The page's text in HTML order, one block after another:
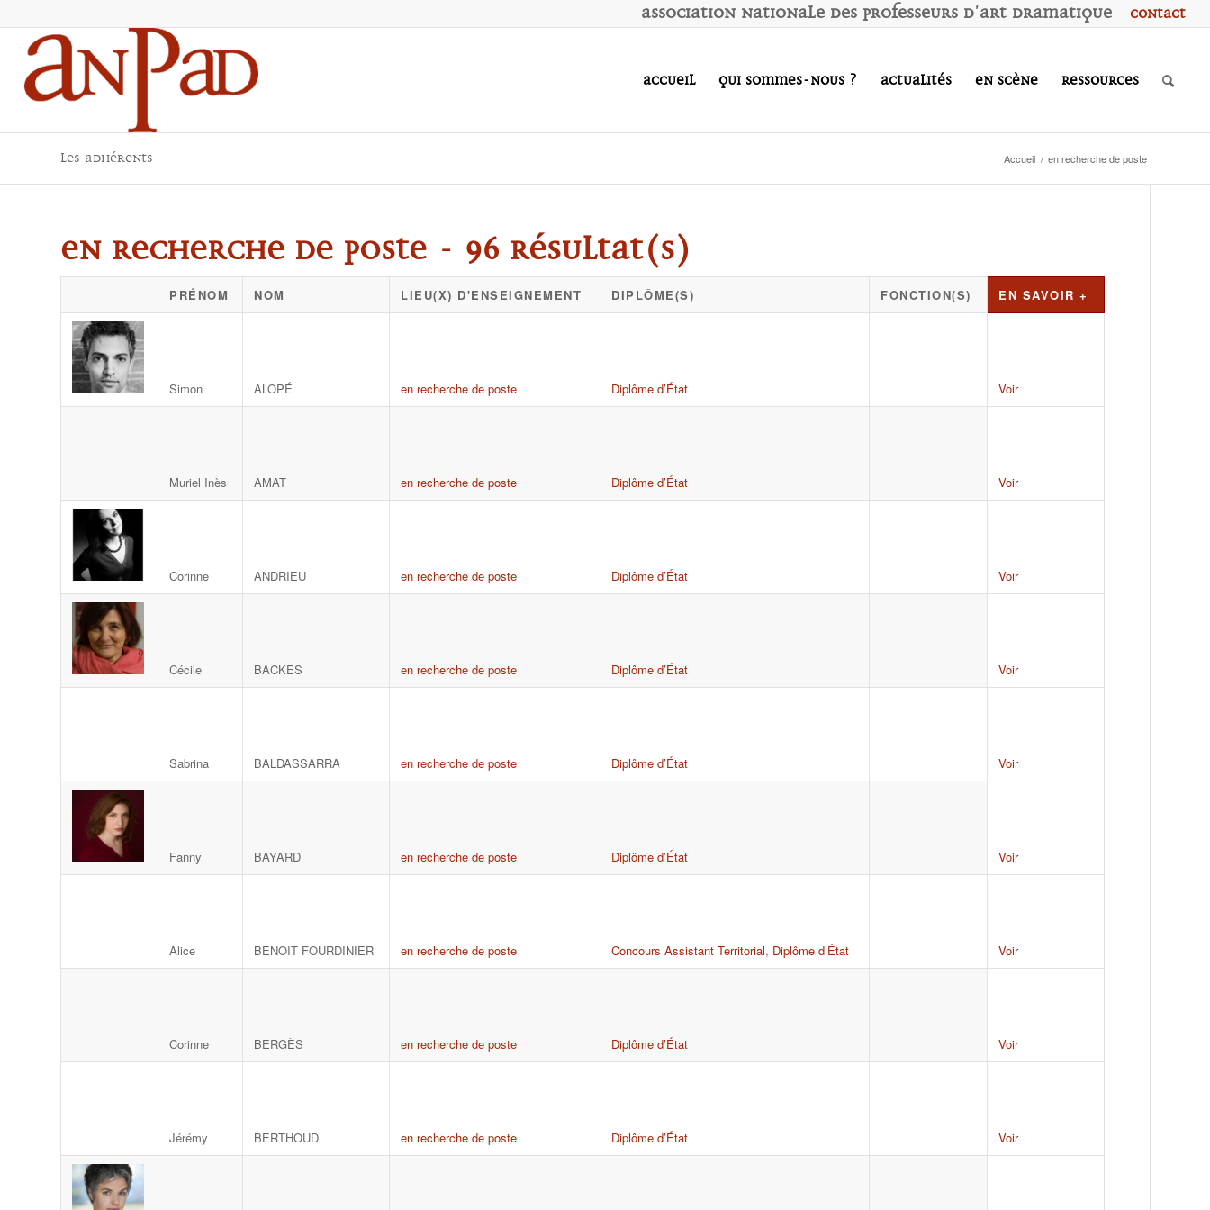
Contact
Association Nationale des Professeurs d'Art Dramatique
Accueil Qui sommes-nous ? Actualités En scène Ressources
Les adhérents Accueil / en recherche de poste
en recherche de poste - 96 résultat(s)
PRÉNOM NOM LIEU(X) D'ENSEIGNEMENT DIPLÔME(S) FONCTION(S) EN SAVOIR +
Simon ALOPÉ en recherche de poste Diplôme d’État Voir
Muriel Inès AMAT en recherche de poste Diplôme d’État Voir
Corinne ANDRIEU en recherche de poste Diplôme d’État Voir
Cécile BACKÈS en recherche de poste Diplôme d’État Voir
Sabrina BALDASSARRA en recherche de poste Diplôme d’État Voir
Fanny BAYARD en recherche de poste Diplôme d’État Voir
Alice BENOIT FOURDINIER en recherche de poste Concours Assistant Territorial, Diplôme d’État Voir
Corinne BERGÈS en recherche de poste Diplôme d’État Voir
Jérémy BERTHOUD en recherche de poste Diplôme d’État Voir